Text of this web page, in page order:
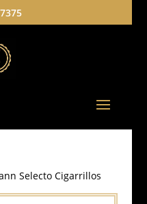
Selecto Cigarrillos